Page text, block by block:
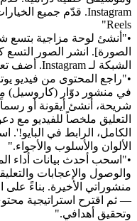
Reels"
•"أنشئ لوحة مزاجية بتسع
الصورة]. انشر الصور التسع
الشبكة لـ Instagram. أضف تعليقاً ذا صلة وجذاباً"
•
شريحة، أنشئ أيقونة أو
التعليق ملخصاً للفيديو مع
الكامل، الرابط في
الألوان والأسلوب والأجواء."
•"اسحب أحدث بيانات أداء
والوصول والإعجابات
منشوراتي الأخيرة. بناءً على
— ثم اقترح استراتيجية
وتحقيق أهدافي."